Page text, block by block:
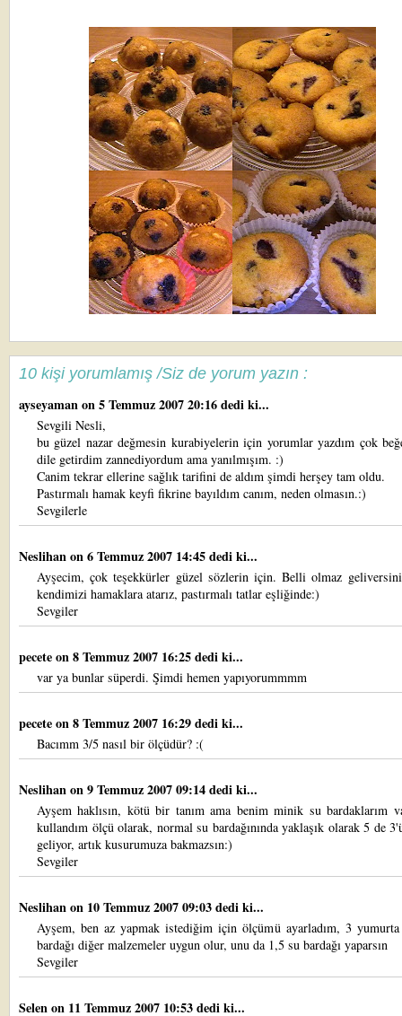
10 kişi yorumlamış /Siz de yorum yazın :
ayseyamanon 5 Temmuz 2007 20:16 dedi ki...
Sevgili Nesli,
bu güzel nazar değmesin kurabiyelerin için yorumlar yazdım çok
dile getirdim zannediyordum ama yanılmışım. :)
Canim tekrar ellerine sağlık tarifini de aldım şimdi herşey tam oldu.
Pastırmalı hamak keyfi fikrine bayıldım canım, neden olmasın.:)
Sevgilerle
Neslihanon 6 Temmuz 2007 14:45 dedi ki...
Ayşecim, çok teşekkürler güzel sözlerin için. Belli olmaz
kendimizi hamaklara atarız, pastırmalı tatlar eşliğinde:)
Sevgiler
peceteon 8 Temmuz 2007 16:25 dedi ki...
var ya bunlar süperdi. Şimdi hemen yapıyorummmm
peceteon 8 Temmuz 2007 16:29 dedi ki...
Bacımm 3/5 nasıl bir ölçüdür? :(
Neslihanon 9 Temmuz 2007 09:14 dedi ki...
Ayşem haklısın, kötü bir tanım ama benim minik su bardaklarım
kullandım ölçü olarak, normal su bardağınında yaklaşık olarak 5 de
geliyor, artık kusurumuza bakmazsın:)
Sevgiler
Neslihanon 10 Temmuz 2007 09:03 dedi ki...
Ayşem, ben az yapmak istediğim için ölçümü ayarladım, 3
bardağı diğer malzemeler uygun olur, unu da 1,5 su bardağı yaparsın
Sevgiler
Selenon 11 Temmuz 2007 10:53 dedi ki...